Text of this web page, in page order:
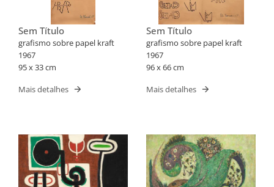
Sem Título
grafismo sobre papel kraft
1967
95 x 33 cm
Mais detalhes
Sem Título
grafismo sobre papel kraft
1967
96 x 66 cm
Mais detalhes